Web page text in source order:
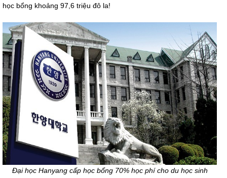
học bổng khoảng 97,6 triệu đô la!
Đại học Hanyang cấp học bổng 70% học phí cho du học sinh